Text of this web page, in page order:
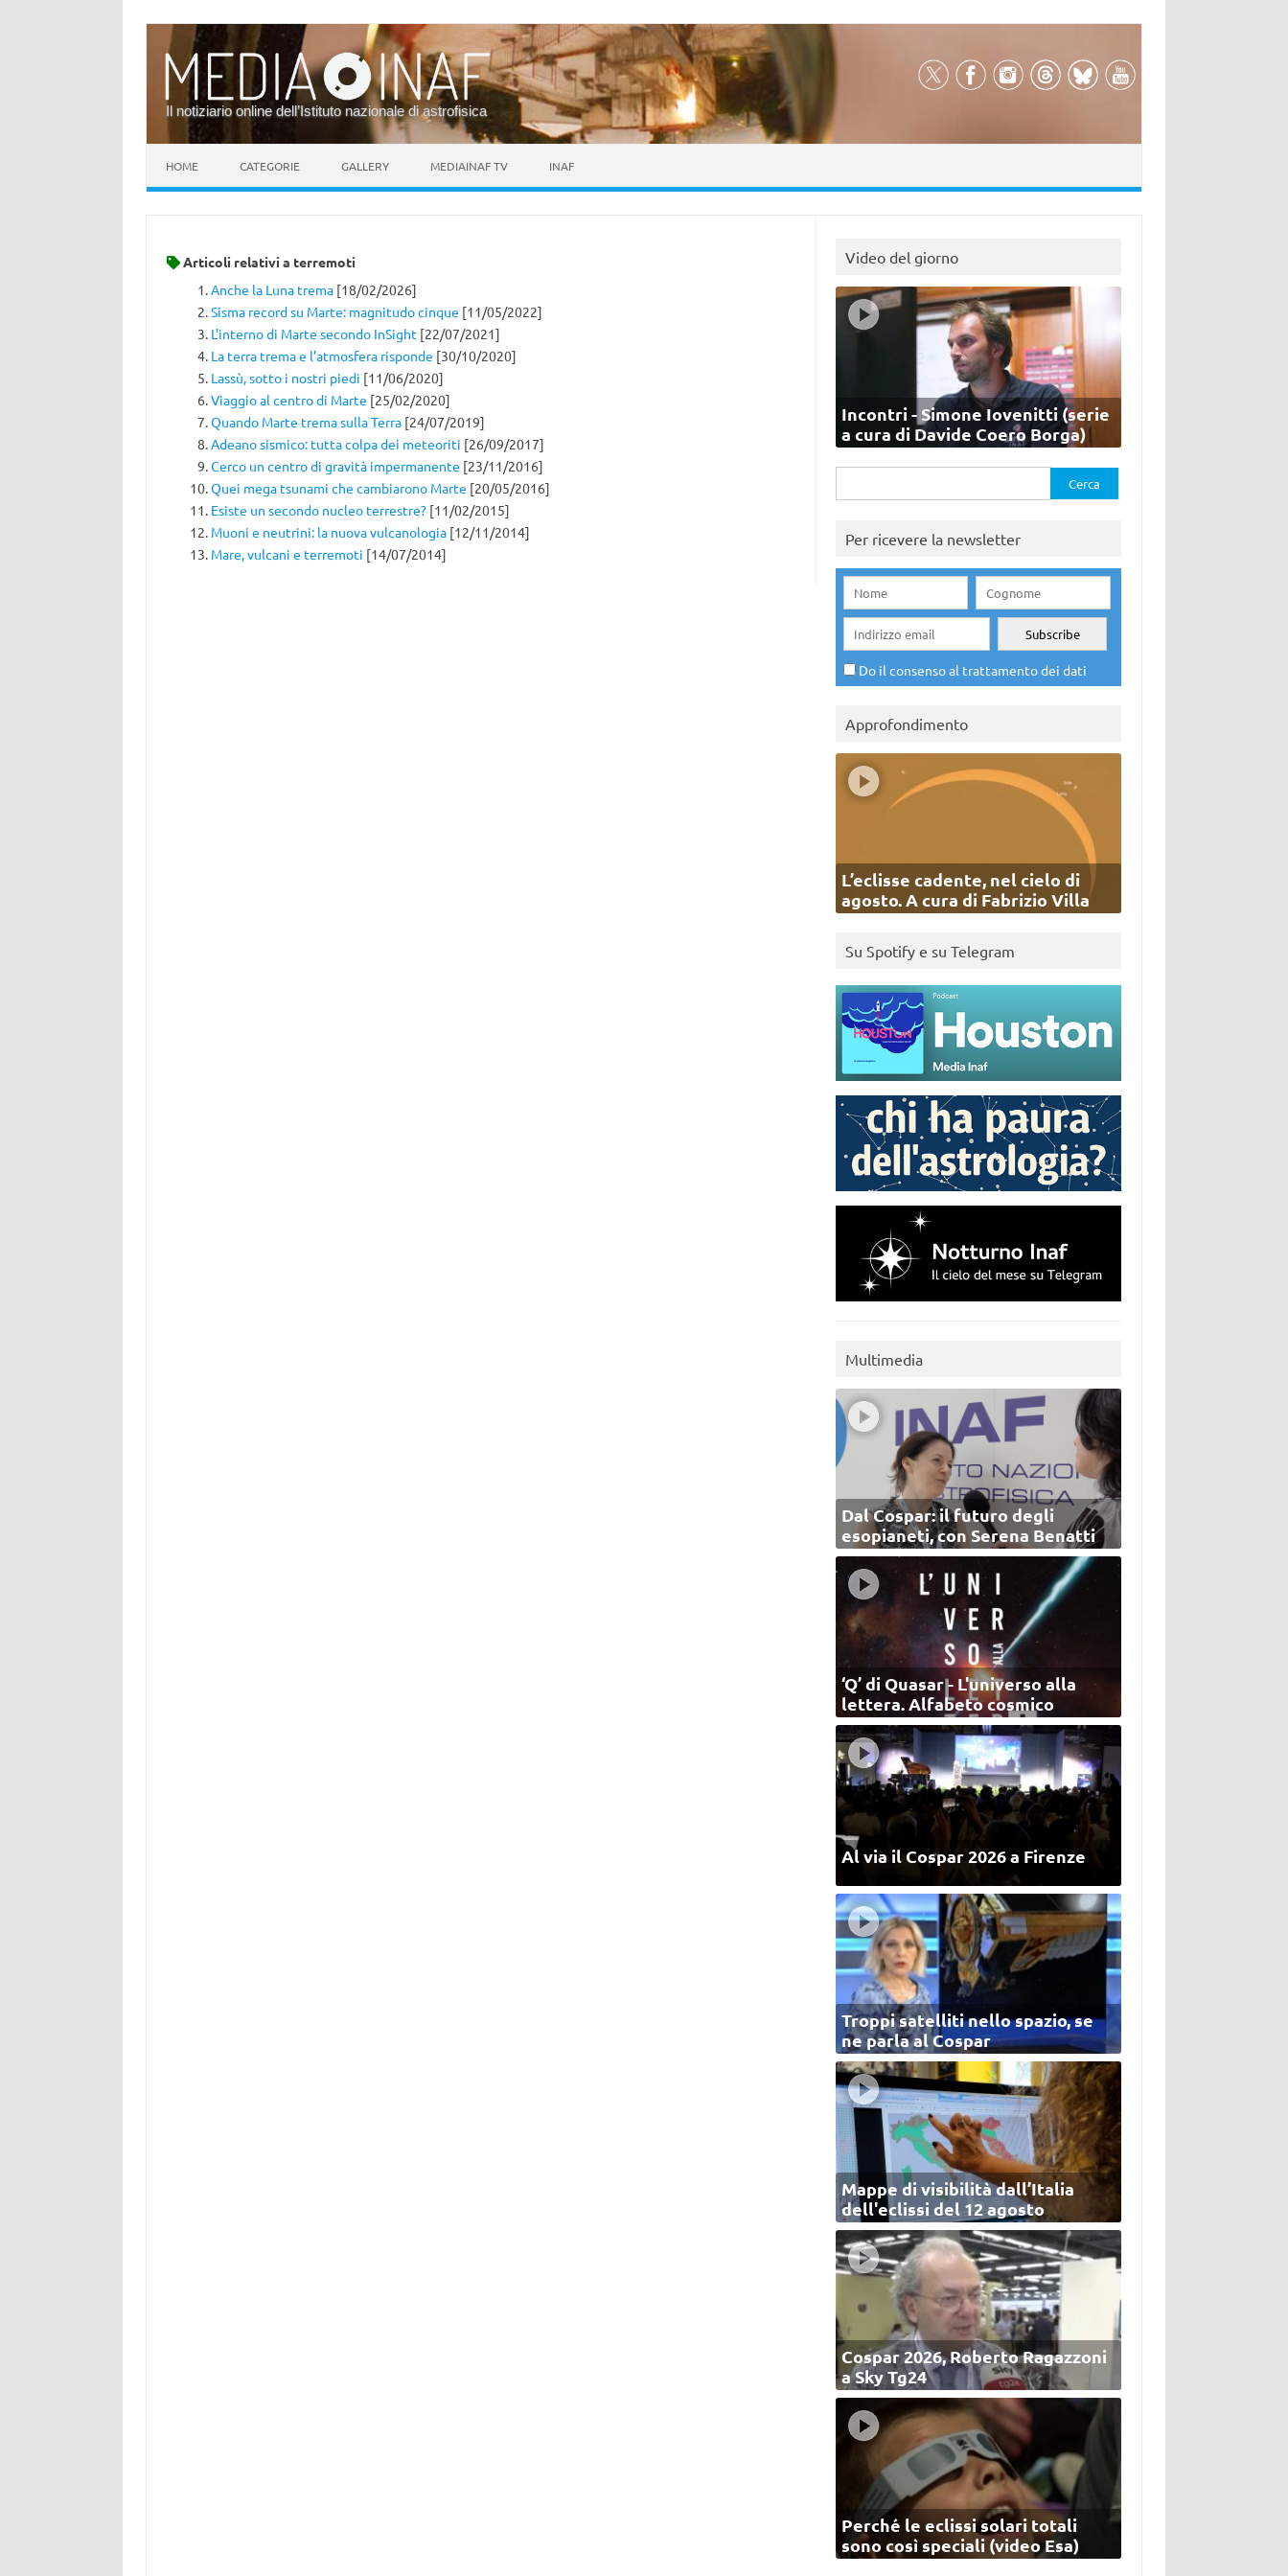
Il notiziario online dell’Istituto nazionale di astrofisica
HOME CATEGORIE GALLERY MEDIAINAF TV INAF
Articoli relativi a terremoti
Anche la Luna trema[18/02/2026]
Sisma record su Marte: magnitudo cinque [11/05/2022]
L’interno di Marte secondo InSight [22/07/2021]
La terra trema e l’atmosfera risponde [30/10/2020]
Lassù, sotto i nostri piedi [11/06/2020]
Viaggio al centro di Marte [25/02/2020]
Quando Marte trema sulla Terra[24/07/2019]
Adeano sismico: tutta colpa dei meteoriti [26/09/2017]
Cerco un centro di gravità impermanente [23/11/2016]
Quei mega tsunami che cambiarono Marte [20/05/2016]
Esiste un secondo nucleo terrestre?[11/02/2015]
Muoni e neutrini: la nuova vulcanologia[12/11/2014]
Mare, vulcani e terremoti [14/07/2014]
Video del giorno
Incontri - Simone Iovenitti (serie
a cura di Davide Coero Borga)
per:
Per ricevere la newsletter
Do il consenso al trattamento dei dati
Approfondimento
L’eclisse cadente, nel cielo di
agosto. A cura di Fabrizio Villa
Su Spotify e su Telegram
Multimedia
Dal Cospar: il futuro degli
esopianeti, con Serena Benatti
‘Q’ di Quasar - L'universo alla
lettera. Alfabeto cosmico
Al via il Cospar 2026 a Firenze
Troppi satelliti nello spazio, se
ne parla al Cospar
Mappe di visibilità dall’Italia
dell'eclissi del 12 agosto
Cospar 2026, Roberto Ragazzoni
a Sky Tg24
Perché le eclissi solari totali
sono così speciali (video Esa)